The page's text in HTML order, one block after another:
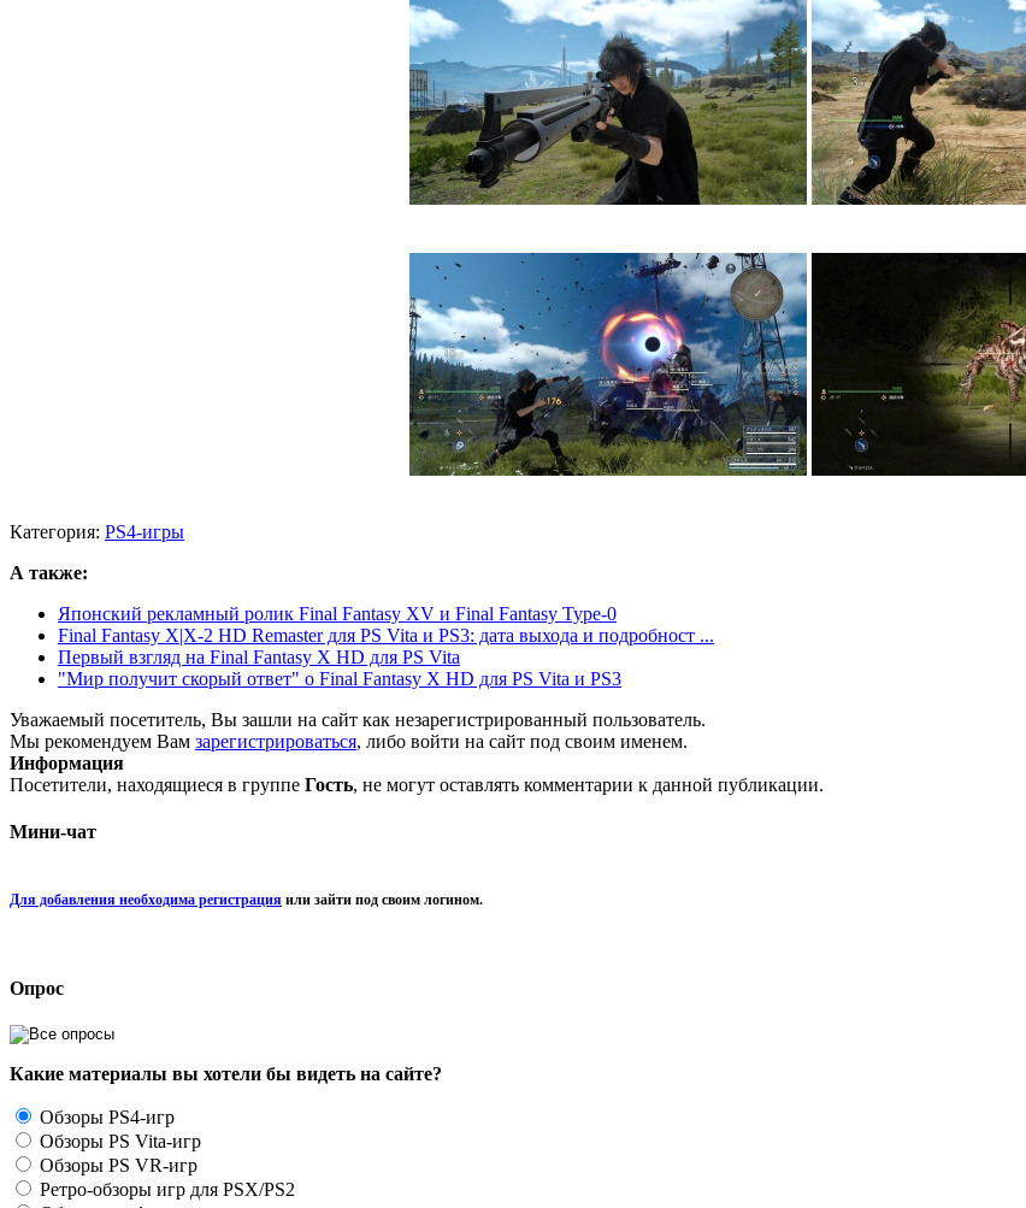
Категория: PS4-игры
А также:
Японский рекламный ролик Final Fantasy XV и Final Fantasy Type-0
Final Fantasy X|X-2 HD Remaster для PS Vita и PS3: дата выхода и подробност ...
Первый взгляд на Final Fantasy X HD для PS Vita
"Мир получит скорый ответ" о Final Fantasy X HD для PS Vita и PS3
Уважаемый посетитель, Вы зашли на сайт как незарегистрированный пользователь.
Мы рекомендуем Вам зарегистрироваться, либо войти на сайт под своим именем.
Информация
Посетители, находящиеся в группе Гость, не могут оставлять комментарии к данной публикации.
Мини-чат
Для добавления необходима регистрация или зайти под своим логином.
Опрос
Какие материалы вы хотели бы видеть на сайте?
Обзоры PS4-игр
Обзоры PS Vita-игр
Обзоры PS VR-игр
Ретро-обзоры игр для PSX/PS2